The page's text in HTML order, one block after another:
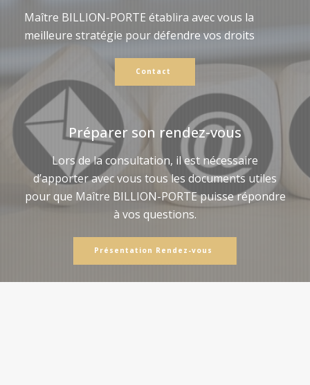
Maître BILLION-PORTE établira avec vous la
meilleure stratégie pour défendre vos droits
Contact
Préparer son rendez-vous
Lors de la consultation, il est nécessaire
d’apporter avec vous tous les documents utiles
pour que Maître BILLION-PORTE puisse répondre
à vos questions.
Présentation Rendez-vous